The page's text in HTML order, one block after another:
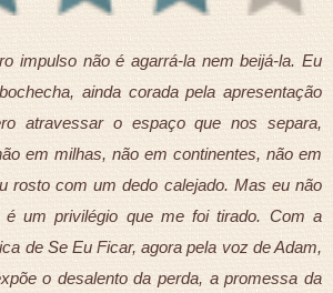
impulso não é agarrá-la nem beijá-la. Eu
ainda corada pela apresentação
atravessar o espaço que nos separa,
em milhas, não em continentes, não em
rosto com um dedo calejado. Mas eu não
é um privilégio que me foi tirado. Com a
de Se Eu Ficar, agora pela voz de Adam,
o desalento da perda, a promessa da